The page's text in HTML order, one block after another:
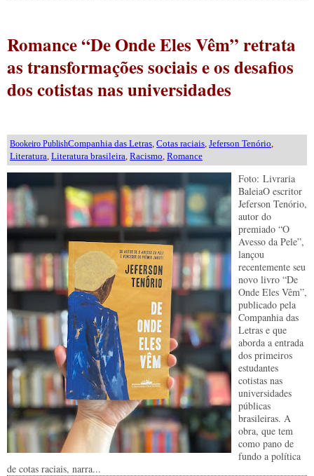
Romance “De Onde Eles Vêm” retrata
as transformações sociais e os desafios
dos cotistas nas universidades
Bookeiro PublishCompanhia das Letras Cotas raciais Jeferson Tenório
Literatura Literatura brasileira Racismo Romance
Foto: Livraria
BaleiaO escritor
Jeferson Tenório,
autor do
premiado “O
Avesso da Pele”,
lançou
recentemente seu
novo livro “De
Onde Eles Vêm”,
publicado pela
Companhia das
Letras e que
aborda a entrada
dos primeiros
estudantes
cotistas nas
universidades
públicas
brasileiras. A
obra, que tem
como pano de
fundo a política
de cotas raciais, narra...